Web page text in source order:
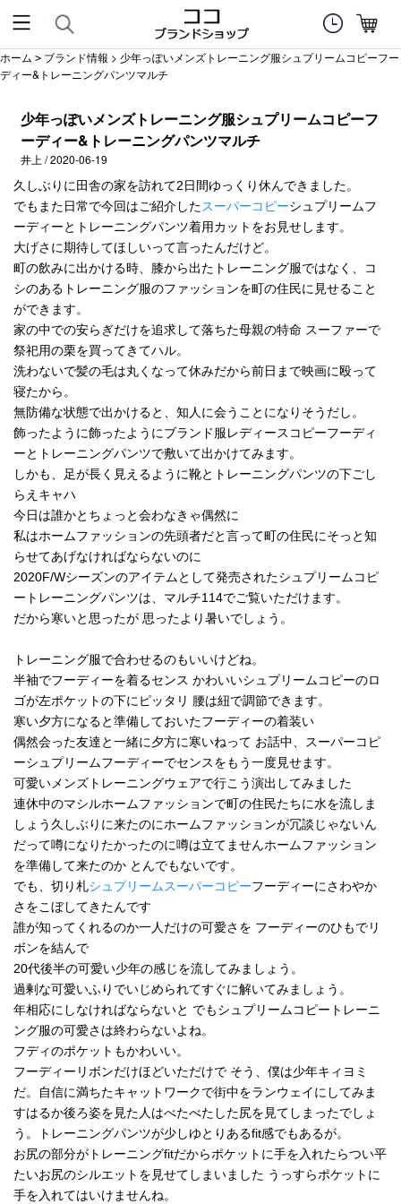
ホーム > ブランド情報 > 少年っぽいメンズトレーニング服シュプリームコピーフー
ディー&トレーニングパンツマルチ
少年っぽいメンズトレーニング服シュプリームコピーフ
ーディー&トレーニングパンツマルチ
井上 / 2020-06-19
久しぶりに田舎の家を訪れて2日間ゆっくり休んできました。
でもまた日常で今回はご紹介したスーパーコピーシュプリームフ
ーディーとトレーニングパンツ着用カットをお見せします。
大げさに期待してほしいって言ったんだけど。
町の飲みに出かける時、膝から出たトレーニング服ではなく、コ
シのあるトレーニング服のファッションを町の住民に見せること
ができます。
家の中での安らぎだけを追求して落ちた母親の特命 スーファーで
祭祀用の栗を買ってきてハル。
洗わないで髪の毛は丸くなって休みだから前日まで映画に殴って
寝たから。
無防備な状態で出かけると、知人に会うことになりそうだし。
飾ったように飾ったようにブランド服レディースコピーフーディ
ーとトレーニングパンツで敷いて出かけてみます。
しかも、足が長く見えるように靴とトレーニングパンツの下ごし
らえキャハ
今日は誰かとちょっと会わなきゃ偶然に
私はホームファッションの先頭者だと言って町の住民にそっと知
らせてあげなければならないのに
2020F/Wシーズンのアイテムとして発売されたシュプリームコピ
ートレーニングパンツは、マルチ114でご覧いただけます。
だから寒いと思ったが 思ったより暑いでしょう。
トレーニング服で合わせるのもいいけどね。
半袖でフーディーを着るセンス かわいいシュプリームコピーのロ
ゴが左ポケットの下にピッタリ 腰は紐で調節できます。
寒い夕方になると準備しておいたフーディーの着装い
偶然会った友達と一緒に夕方に寒いねって お話中、スーパーコピ
ーシュプリームフーディーでセンスをもう一度見せます。
可愛いメンズトレーニングウェアで行こう演出してみました
連休中のマシルホームファッションで町の住民たちに水を流しま
しょう久しぶりに来たのにホームファッションが冗談じゃないん
だって噂になりたかったのに噂は立てませんホームファッション
を準備して来たのか とんでもないです。
でも、切り札シュプリームスーパーコピーフーディーにさわやか
さをこぼしてきたんです
誰が知ってくれるのか一人だけの可愛さを フーディーのひもでリ
ボンを結んで
20代後半の可愛い少年の感じを流してみましょう。
過剰な可愛いふりでいじめられてすぐに解いてみましょう。
年相応にしなければならないと でもシュプリームコピートレーニ
ング服の可愛さは終わらないよね。
フディのポケットもかわいい。
フーディーリボンだけほどいただけで そう、僕は少年キィヨミ
だ。自信に満ちたキャットワークで街中をランウェイにしてみま
すはるか後ろ姿を見た人はべたべたした尻を見てしまったでしょ
う。トレーニングパンツが少しゆとりあるfit感でもあるが。
お尻の部分がトレーニングfitだからポケットに手を入れたらつい平
たいお尻のシルエットを見せてしまいました うっすらポケットに
手を入れてはいけませんね。